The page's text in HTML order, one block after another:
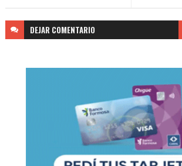
DEJAR COMENTARIO